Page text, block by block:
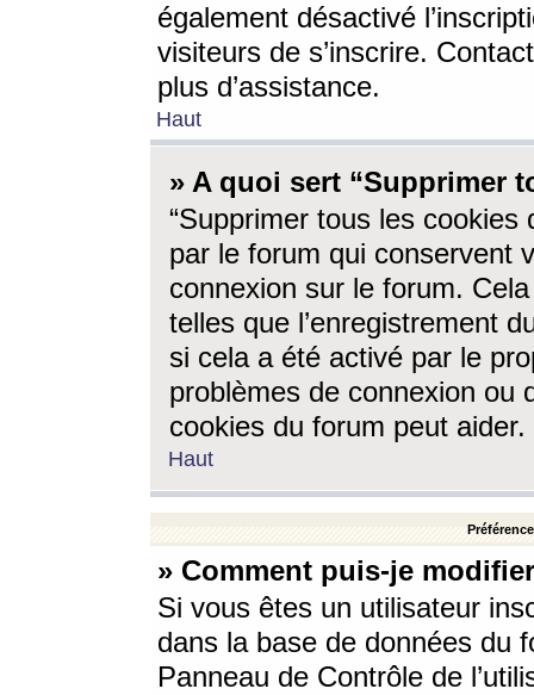
également désactivé
visiteurs de s’inscrire.
plus d’assistance.
Haut
» A quoi sert “Supprimer
“Supprimer tous les cookies
par le forum qui conservent
connexion sur le forum.
telles que l’enregistrement
si cela a été activé par le
problèmes de connexion ou
cookies du forum peut aider.
Haut
» Comment puis-je
Si vous êtes un utilisateur
dans la base de données du
Panneau de Contrôle de